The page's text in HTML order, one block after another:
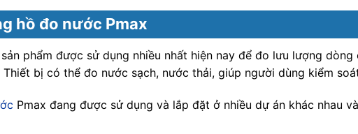
hồ đo nước Pmax
phẩm được sử dụng nhiều nhất hiện nay để đo lưu lượng
Thiết bị có thể đo nước sạch, nước thải, giúp người dùng kiểm
Pmax đang được sử dụng và lắp đặt ở nhiều dự án khác nhau